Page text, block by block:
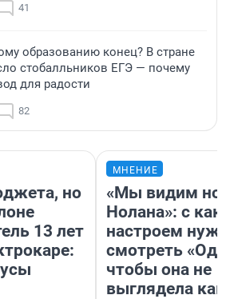
41
образованию конец? В стране
стобалльников ЕГЭ — почему
для радости
82
но
13 лет
МНЕНИЕ
«Мы видим
Нолана»: с
настроем
смотреть
чтобы она не
выглядела как